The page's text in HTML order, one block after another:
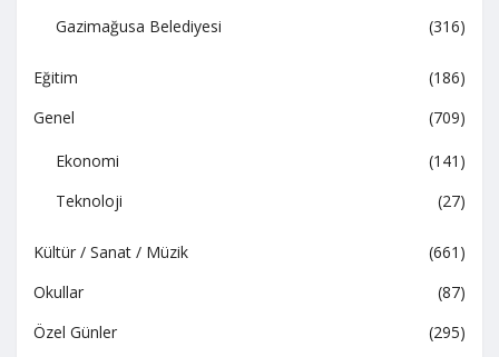
Gazimağusa Belediyesi
(316)
Eğitim
(186)
Genel
(709)
Ekonomi
(141)
Teknoloji
(27)
Kültür / Sanat / Müzik
(661)
Okullar
(87)
Özel Günler
(295)